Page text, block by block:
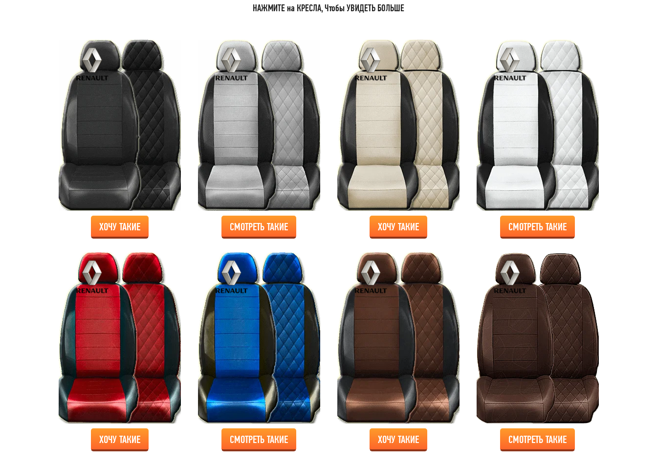
НАЖМИТЕ на КРЕСЛА, Чтобы УВИДЕТЬ БОЛЬШЕ
ХОЧУ ТАКИЕ СМОТРЕТЬ ТАКИЕ ХОЧУ ТАКИЕ СМОТРЕТЬ ТАКИЕ
ХОЧУ ТАКИЕ СМОТРЕТЬ ТАКИЕ ХОЧУ ТАКИЕ СМОТРЕТЬ ТАКИЕ